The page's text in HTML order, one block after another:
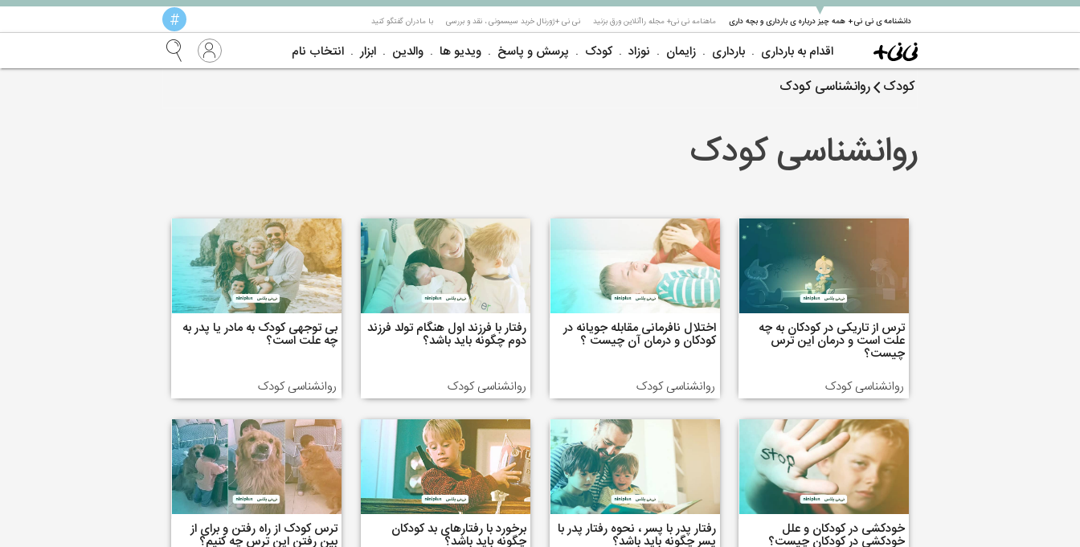
دانشنامه ی نی نی+ همه چیز درباره ی بارداری و بچه داری
▼ ماهنامه نی نی+ مجله راآنلاین ورق بزنید نی نی +ژورنال خربد سیسمونی ، نقد و بررسی با مادران گفتگو کنید #
اقدام به بارداری بارداری زایمان نوزاد کودک پرسش و پاسخ ویدیو ها والدین ابزار انتخاب نام
کودک روانشناسی کودک
روانشناسی کودک
ترس از تاریکی در کودکان به چه
علت است و درمان این ترس
چیست؟
روانشناسی کودک
اختلال نافرمانی مقابله جویانه در
کودکان و درمان آن چیست ؟
روانشناسی کودک
رفتار با فرزند اول هنگام تولد فرزند
دوم چگونه باید باشد؟
روانشناسی کودک
بی توجهی کودک به مادر یا پدر به
چه علت است؟
روانشناسی کودک
خودکشی در کودکان و علل
خودکشی در کودکان چیست؟
رفتار پدر با پسر ، نحوه رفتار پدر با
پسر چگونه باید باشد؟
برخورد با رفتارهای بد کودکان
چگونه باید باشد؟
ترس کودک از راه رفتن و برای از
بین رفتن این ترس چه کنیم؟